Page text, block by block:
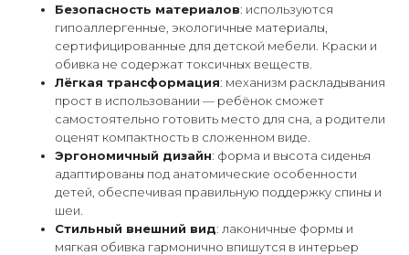
Безопасность материалов: используются
гипоаллергенные, экологичные материалы,
сертифицированные для детской мебели. Краски и
обивка не содержат токсичных веществ.
Лёгкая трансформация: механизм раскладывания
прост в использовании — ребёнок сможет
самостоятельно готовить место для сна, а родители
оценят компактность в сложенном виде.
Эргономичный дизайн: форма и высота сиденья
адаптированы под анатомические особенности
детей, обеспечивая правильную поддержку спины и
шеи.
Стильный внешний вид: лаконичные формы и
мягкая обивка гармонично впишутся в интерьер